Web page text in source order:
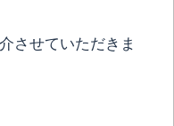
させていただきま